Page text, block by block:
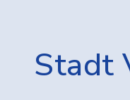
Stadt